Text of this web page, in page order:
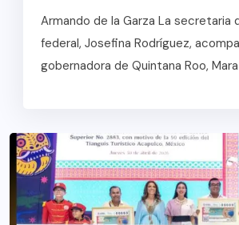
Armando de la Garza La secretaria
federal, Josefina Rodríguez,
gobernadora de Quintana Roo, Mara